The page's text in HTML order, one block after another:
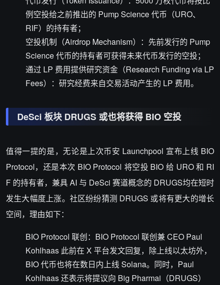
例空投给之前推出的 Pump Science 代币（URO、
RIF）的持有者；
空投机制（Airdrop Mechanism）：先前发行的 Pump
Science 代币的持有者可获得未来代币发行的空投；
通过 LP 费用提供研究资金（Research Funding via LP
Fees）：研究经费来自交易活动产生的 LP 费用。
DeSci 板块 DRUGS 或也将获得 BIO 空投
值得一提的是，无论是上次币安 Launchpool 宣布上线 BIO
Protocol，还是本次 BIO Protocol 将空投 BIO 给 URO 和 RI
F 的持有者，兼具 AI 与 DeSci 赛道概念的 DRUGS均在短时
发生大幅度上涨。社区纷纷猜测 DRUGS 或将有更大的增长
空间，理由如下：
BIO Protocol 联创：BIO Protocol 联创兼 CEO Paul
Kohlhaas 此前在 X 平台发文回复，除上线以太坊外，
BIO 代币也将在数日内上线 Solana。同时，Paul
Kohlhaas 还表示将提议向 Big Pharmai（DRUGS）